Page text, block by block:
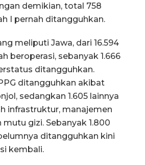
demikian, total 758
I pernah ditangguhkan.
meliputi Jawa, dari 16.594
beroperasi, sebanyak 1.666
ditangguhkan.
ditangguhkan akibat
sedangkan 1.605 lainnya
infrastruktur, manajemen
mutu gizi. Sebanyak 1.800
ditangguhkan kini
kembali.